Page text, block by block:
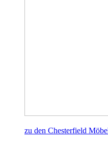
zu den Chesterfield